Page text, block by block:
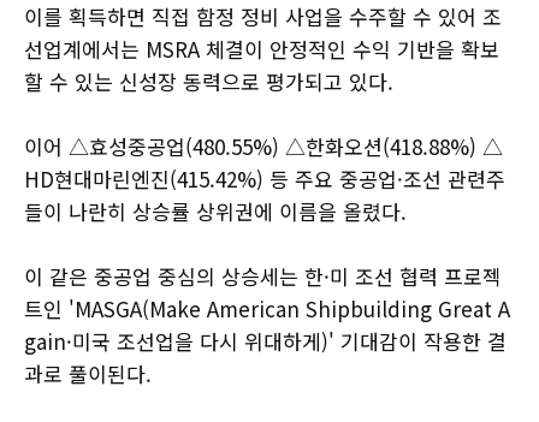
이를 획득하면 직접 함정 정비 사업을 수주할 수 있어 조
선업계에서는 MSRA 체결이 안정적인 수익 기반을 확보
할 수 있는 신성장 동력으로 평가되고 있다.
이어 △효성중공업(480.55%) △한화오션(418.88%) △
HD현대마린엔진(415.42%) 등 주요 중공업·조선 관련주
들이 나란히 상승률 상위권에 이름을 올렸다.
이 같은 중공업 중심의 상승세는 한·미 조선 협력 프로젝
트인 'MASGA(Make American Shipbuilding Great A
gain·미국 조선업을 다시 위대하게)' 기대감이 작용한 결
과로 풀이된다.